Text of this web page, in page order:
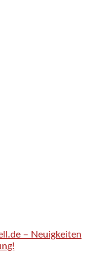
– Neuigkeiten